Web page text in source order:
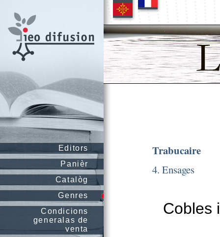
Editors
Panièr
Catalòg
Genres
Condicions
generalas de
venta
Trabucaire
4. Ensages
Cobles